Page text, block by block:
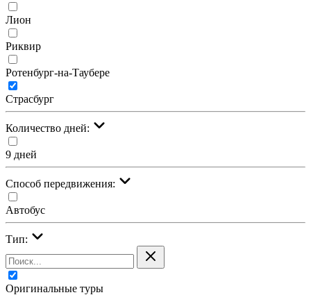
Лион
Риквир
Ротенбург-на-Таубере
Страсбург
Количество дней:
9 дней
Cпособ передвижения:
Автобус
Тип:
Оригинальные туры